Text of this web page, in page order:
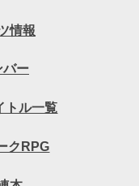
情報
バー
トル一覧
クRPG